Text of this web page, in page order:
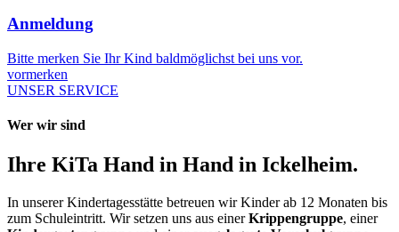
Anmeldung
Bitte merken Sie Ihr Kind baldmöglichst bei uns vor.
vormerken
UNSER SERVICE
Wer wir sind
Ihre KiTa Hand in Hand in Ickelheim.
In unserer Kindertagesstätte betreuen wir Kinder ab 12 Monaten bis
zum Schuleintritt. Wir setzen uns aus einerKrippengruppe, einer